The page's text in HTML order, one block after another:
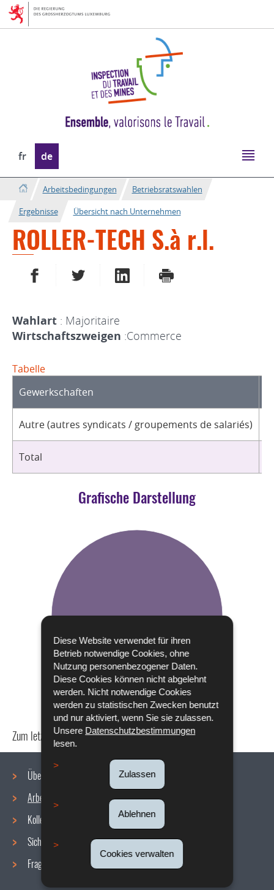
Diese Website verwendet für ihren
Betrieb notwendige Cookies, ohne
Nutzung personenbezogener Daten.
Diese Cookies können nicht abgelehnt
werden. Nicht notwendige Cookies
werden zu statistischen Zwecken benutzt
und nur aktiviert, wenn Sie sie zulassen.
Unsere Datenschutzbestimmungen
lesen.
Zulassen
Ablehnen
Cookies verwalten
Zur
Navigation
Zum
Inhalt
Sprache
wechseln
fr de
Arbeitsbedingungen
Betriebsratswahlen
Ergebnisse
Übersicht nach Unternehmen
ROLLER-TECH S.à r.l.
AUF FACEBOOK TEILENAUF TWITTER TEILENAUF LINKEDIN TEILEN
DRUCKEN
Wahlart : Majoritaire
Wirtschaftszweigen :Commerce
Tabelle
Gewerkschaften
Autre (autres syndicats / groupements de salariés)
Total
Grafische Darstellung
Zum letzten Mal aktualisiert am18/12/2019
Navigationsmenü
Über uns
Arbeitsbedingungen
Kollektive Vereinbarungen
Sicherheit/Gesundheit am Arbeitsplatz
Fragen / Antworten